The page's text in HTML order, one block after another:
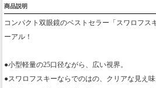
商品説明
コンパクト双眼鏡のベストセラー「スワロフス
ーアル！
●小型軽量の25口径ながら、広い視界。
●スワロフスキーならでのはの、クリアな見え味